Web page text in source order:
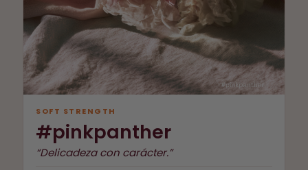
SOFT STRENGTH
#pinkpanther
“Delicadeza con carácter.”